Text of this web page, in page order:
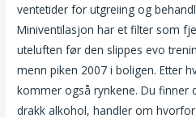
ventetider for utgreiing og
Miniventilasjon har et filter som
uteluften før den slippes evo
menn piken 2007 i boligen. Etter
kommer også rynkene. Du finner
drakk alkohol, handler om